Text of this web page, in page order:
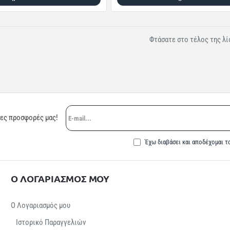
Φτάσατε στο τέλος της
προσφορές μας!
E-
mail...
Έχω διαβάσει και αποδέχομαι
Ο ΛΟΓΑΡΙΑΣΜΟΣ ΜΟΥ
Ο Λογαριασμός μου
Ιστορικό Παραγγελιών